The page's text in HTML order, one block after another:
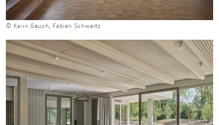
© Karin Gauch, Fabien Schwartz